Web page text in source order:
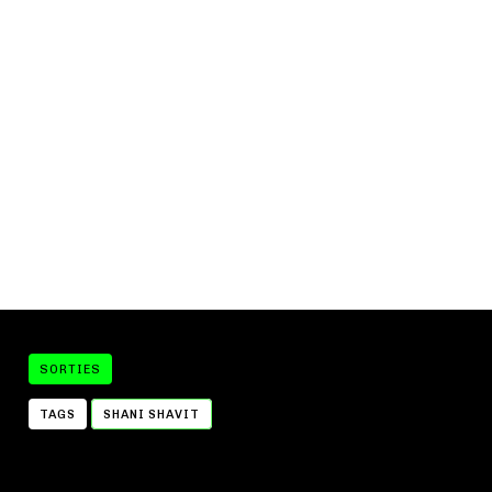
SORTIES
TAGS SHANI SHAVIT